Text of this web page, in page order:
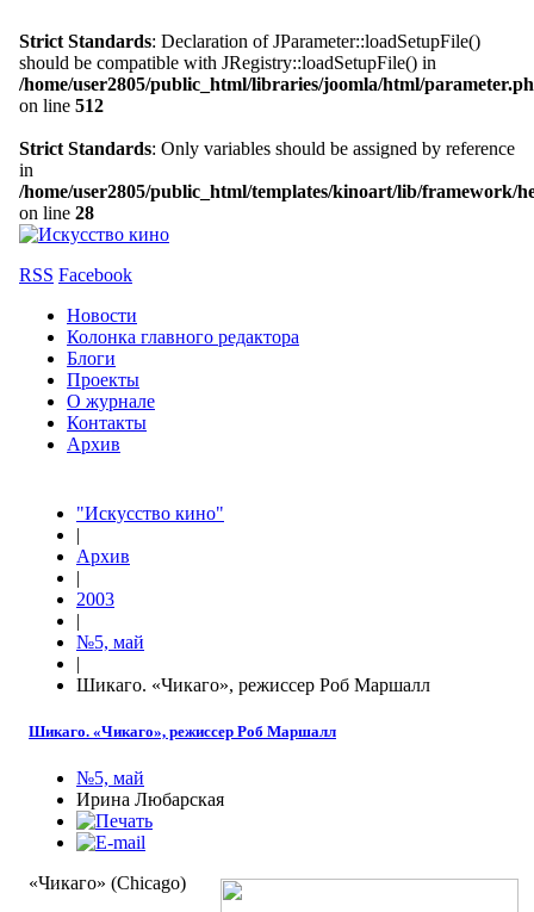
Strict Standards: Declaration of JParameter::loadSetupFile()
should be compatible with JRegistry::loadSetupFile() in
/home/user2805/public_html/libraries/joomla/html/
on line 512
Strict Standards: Only variables should be assigned by reference
in
/home/user2805/public_html/templates/kinoart/lib/framework/
on line 28
RSS Facebook
Новости
Колонка главного редактора
Блоги
Проекты
О журнале
Контакты
Архив
"Искусство кино"
|
Архив
|
2003
|
№5, май
|
Шикаго. «Чикаго», режиссер Роб Маршалл
Шикаго. «Чикаго», режиссер Роб Маршалл
№5, май
Ирина Любарская
«Чикаго» (Chicago)